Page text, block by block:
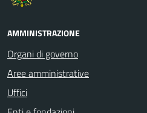
AMMINISTRAZIONE
Organi di governo
Aree amministrative
Uffici